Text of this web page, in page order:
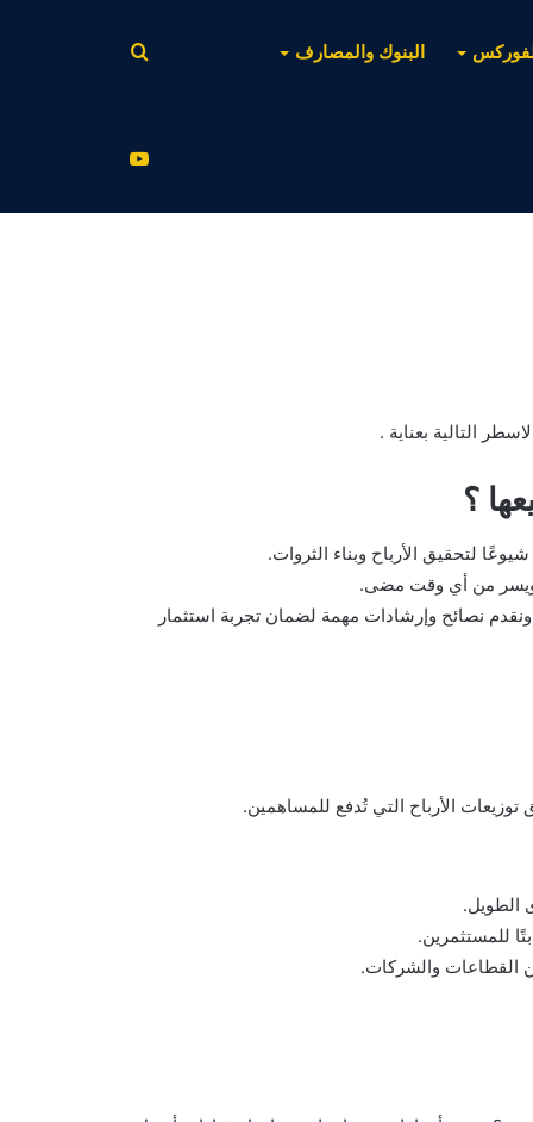
البنوك والمصارف
عن
التالية بعناية .
؟
لتحقيق الأرباح وبناء الثروات.
ويسر من أي وقت مضى.
نصائح وإرشادات مهمة لضمان تجربة استثمار
الأرباح التي تُدفع للمساهمين.
الطويل.
للمستثمرين.
القطاعات والشركات.